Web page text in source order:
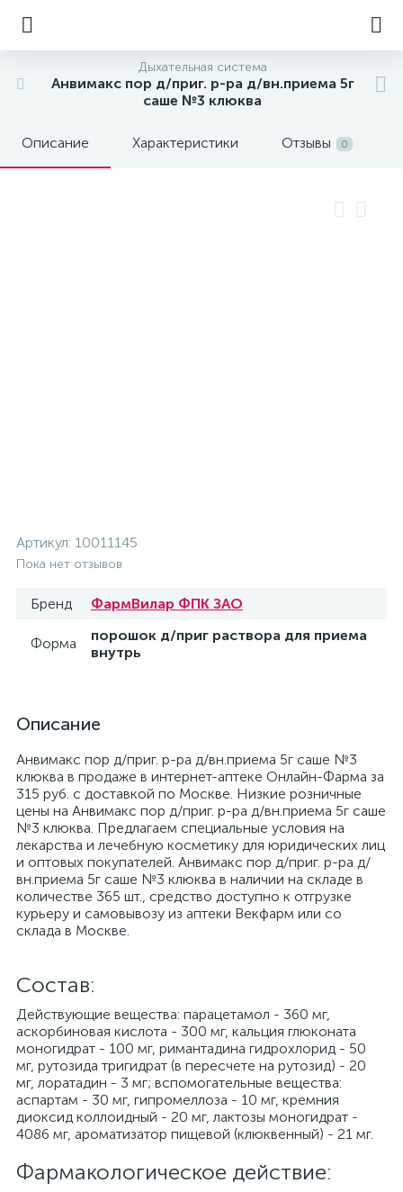
Дыхательная система
Анвимакс пор д/приг. р-ра д/вн.приема 5г
саше №3 клюква
Описание Характеристики Отзывы 0
Артикул: 10011145
Пока нет отзывов
Бренд ФармВилар ФПК ЗАО
Форма
порошок д/приг раствора для приема
внутрь
Описание
Анвимакс пор д/приг. р-ра д/вн.приема 5г саше №3
клюква в продаже в интернет-аптеке Онлайн-Фарма за
315 руб. с доставкой по Москве. Низкие розничные
цены на Анвимакс пор д/приг. р-ра д/вн.приема 5г саше
№3 клюква. Предлагаем специальные условия на
лекарства и лечебную косметику для юридических лиц
и оптовых покупателей. Анвимакс пор д/приг. р-ра д/
вн.приема 5г саше №3 клюква в наличии на складе в
количестве 365 шт., средство доступно к отгрузке
курьеру и самовывозу из аптеки Векфарм или со
склада в Москве.
Cостав:
Действующие вещества: парацетамол - 360 мг,
аскорбиновая кислота - 300 мг, кальция глюконата
моногидрат - 100 мг, римантадина гидрохлорид - 50
мг, рутозида тригидрат (в пересчете на рутозид) - 20
мг, лоратадин - 3 мг; вспомогательные вещества:
аспартам - 30 мг, гипромеллоза - 10 мг, кремния
диоксид коллоидный - 20 мг, лактозы моногидрат -
4086 мг, ароматизатор пищевой (клюквенный) - 21 мг.
Фармакологическое действие: